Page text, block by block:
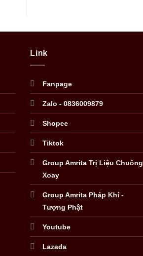
Link
Fanpage
Zalo - 0836009879
Shopee
Tiktok
Group Amrita Trị Liệu Chuông
Xoay
Group Amrita Pháp Khí -
Tượng Phật
Youtube
Lazada